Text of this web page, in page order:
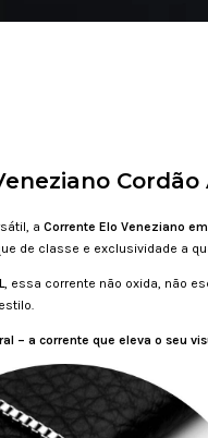
a Corrente Elo Veneziano
de classe e exclusividade a
, essa corrente não oxida, não
– a corrente que eleva o seu